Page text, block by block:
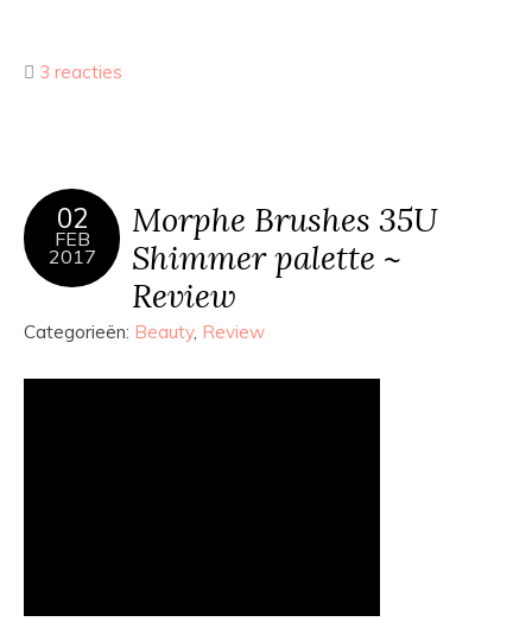
3 reacties
02
FEB
2017
Morphe Brushes 35U
Shimmer palette ~
Review
Categorieën: Beauty, Review